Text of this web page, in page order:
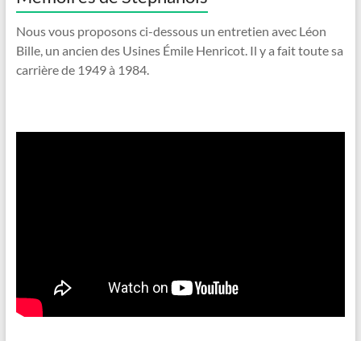
Nous vous proposons ci-dessous un entretien avec Léon
Bille, un ancien des Usines Émile Henricot. Il y a fait toute sa
carrière de 1949 à 1984.